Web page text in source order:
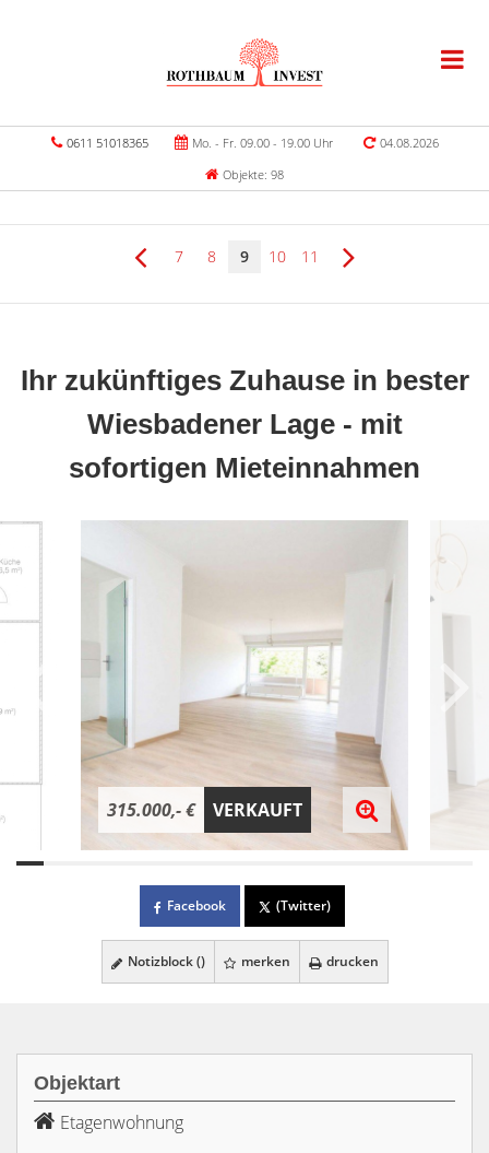
0611 51018365 Mo. - Fr. 09.00 - 19.00 Uhr
04.08.2026
Objekte: 98
7 8 9 10 11
Ihr zukünftiges Zuhause in bester
Wiesbadener Lage - mit
sofortigen Mieteinnahmen
315.000,- € VERKAUFT
Facebook (Twitter)
Notizblock () merken drucken
Objektart
Etagenwohnung